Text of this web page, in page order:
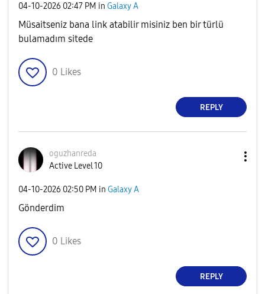
‎04-10-2026 02:47 PM in Galaxy A
Müsaitseniz bana link atabilir misiniz ben bir türlü
bulamadım sitede
0 Likes
REPLY
oguzhanreda
Active Level 10
‎04-10-2026 02:50 PM in Galaxy A
Gönderdim
0 Likes
REPLY